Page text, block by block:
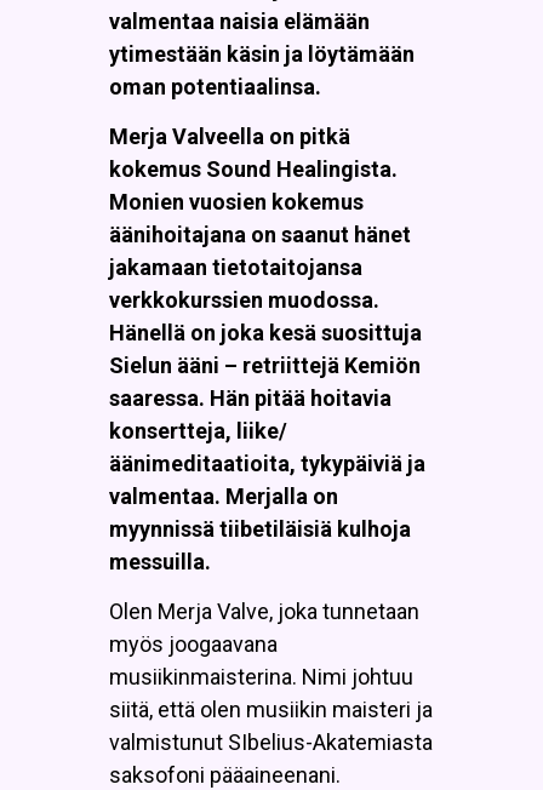
valmentaa naisia elämään
ytimestään käsin ja löytämään
oman potentiaalinsa.
Merja Valveella on pitkä
kokemus Sound Healingista.
Monien vuosien kokemus
äänihoitajana on saanut hänet
jakamaan tietotaitojansa
verkkokurssien muodossa.
Hänellä on joka kesä suosittuja
Sielun ääni – retriittejä Kemiön
saaressa. Hän pitää hoitavia
konsertteja, liike/
äänimeditaatioita, tykypäiviä ja
valmentaa. Merjalla on
myynnissä tiibetiläisiä kulhoja
messuilla.
Olen Merja Valve, joka tunnetaan
myös joogaavana
musiikinmaisterina. Nimi johtuu
siitä, että olen musiikin maisteri ja
valmistunut SIbelius-Akatemiasta
saksofoni pääaineenani.